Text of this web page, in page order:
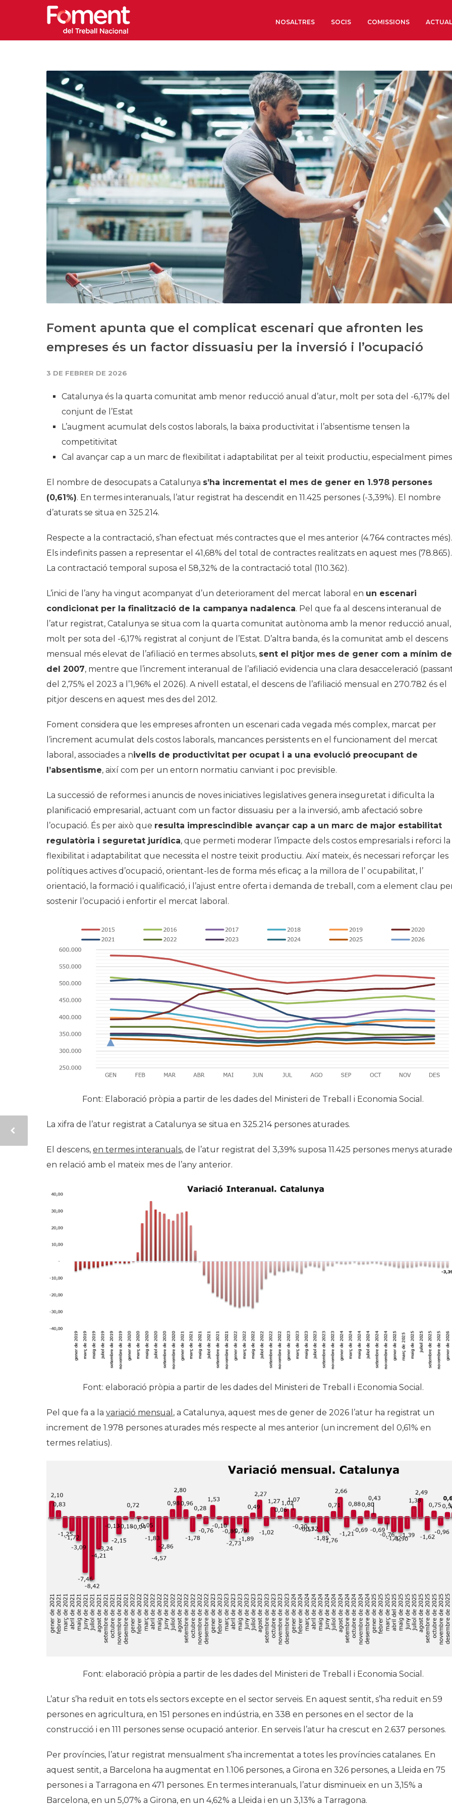
NOSALTRES
Òrgans de Govern
Òrgans Consultius
Estructura Executiva
Institut d’Estudis
Societat Barcelonesa
Econòmics i Socials
Organitzacions
Organitzacions
Coneix més
Història
Galeria de Presidents
Biblioteca Arxiu
Seu Social
SOCIS COMISSIONS
Foment apunta que el complicat escenari que afronten les
empreses és un factor dissuasiu per la inversió i l’ocupació
3 DE FEBRER DE 2026
Catalunya és la quarta comunitat amb menor reducció anual d’atur, molt per sota del -6,17% del
conjunt de l’Estat
L’augment acumulat dels costos laborals, la baixa productivitat i l’absentisme tensen la
competitivitat
Cal avançar cap a un marc de flexibilitat i adaptabilitat per al teixit productiu, especialment pimes
El nombre de desocupats a Catalunya s’ha incrementat el mes de gener en 1.978 persones
(0,61%). En termes interanuals, l’atur registrat ha descendit en 11.425 persones (-3,39%). El nombre
d’aturats se situa en 325.214.
Respecte a la contractació, s’han efectuat més contractes que el mes anterior (4.764 contractes més).
Els indefinits passen a representar el 41,68% del total de contractes realitzats en aquest mes (78.865).
La contractació temporal suposa el 58,32% de la contractació total (110.362).
L’inici de l’any ha vingut acompanyat d’un deteriorament del mercat laboral en un escenari
condicionat per la finalització de la campanya nadalenca. Pel que fa al descens interanual de
l’atur registrat, Catalunya se situa com la quarta comunitat autònoma amb la menor reducció anual,
molt per sota del -6,17% registrat al conjunt de l’Estat. D’altra banda, és la comunitat amb el descens
mensual més elevat de l’afiliació en termes absoluts, sent el pitjor mes de gener com a mínim
del 2007, mentre que l’increment interanual de l’afiliació evidencia una clara desacceleració
del 2,75% el 2023 a l’1,96% el 2026). A nivell estatal, el descens de l’afiliació mensual en 270.782 és el
pitjor descens en aquest mes des del 2012.
Foment considera que les empreses afronten un escenari cada vegada més complex, marcat per
l’increment acumulat dels costos laborals, mancances persistents en el funcionament del mercat
laboral, associades a nivells de productivitat per ocupat i a una evolució preocupant de
l’absentisme, així com per un entorn normatiu canviant i poc previsible.
La successió de reformes i anuncis de noves iniciatives legislatives genera inseguretat i dificulta la
planificació empresarial, actuant com un factor dissuasiu per a la inversió, amb afectació sobre
l’ocupació. És per això que resulta imprescindible avançar cap a un marc de major estabilitat
regulatòria i seguretat jurídica, que permeti moderar l’impacte dels costos empresarials i reforci la
flexibilitat i adaptabilitat que necessita el nostre teixit productiu. Així mateix, és necessari reforçar les
polítiques actives d’ocupació, orientant-les de forma més eficaç a la millora de l’ ocupabilitat, l’
orientació, la formació i qualificació, i l’ajust entre oferta i demanda de treball, com a element clau
sostenir l’ocupació i enfortir el mercat laboral.
Font: Elaboració pròpia a partir de les dades del Ministeri de Treball i Economia Social.
La xifra de l’atur registrat a Catalunya se situa en 325.214 persones aturades.
El descens, en termes interanuals, de l’atur registrat del 3,39% suposa 11.425 persones menys
en relació amb el mateix mes de l’any anterior.
Font: elaboració pròpia a partir de les dades del Ministeri de Treball i Economia Social.
Pel que fa a la variació mensual , a Catalunya, aquest mes de gener de 2026 l’atur ha registrat un
increment de 1.978 persones aturades més respecte al mes anterior (un increment del 0,61% en
termes relatius).
Font: elaboració pròpia a partir de les dades del Ministeri de Treball i Economia Social.
L’atur s’ha reduït en tots els sectors excepte en el sector serveis. En aquest sentit, s’ha reduït en 59
persones en agricultura, en 151 persones en indústria, en 338 en persones en el sector de la
construcció i en 111 persones sense ocupació anterior. En serveis l’atur ha crescut en 2.637 persones.
Per províncies, l’atur registrat mensualment s’ha incrementat a totes les províncies catalanes. En
aquest sentit, a Barcelona ha augmentat en 1.106 persones, a Girona en 326 persones, a Lleida en 75
persones i a Tarragona en 471 persones. En termes interanuals, l’atur disminueix en un 3,15% a
Barcelona, en un 5,07% a Girona, en un 4,62% a Lleida i en un 3,13% a Tarragona.